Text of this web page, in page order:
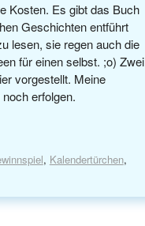
Kosten. Es gibt das Buch
Geschichten entführt
lesen, sie regen auch die
für einen selbst. ;o) Zwei
vorgestellt. Meine
erfolgen.
, Kalendertürchen,